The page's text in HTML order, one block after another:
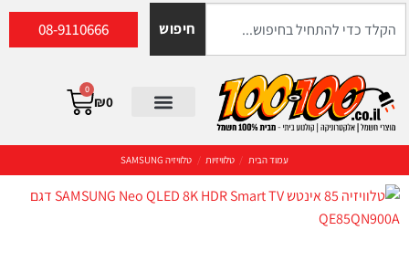
חיפוש 08-9110666
₪0
0
עמוד הבית / טלוויזיות / טלוויזיה SAMSUNG